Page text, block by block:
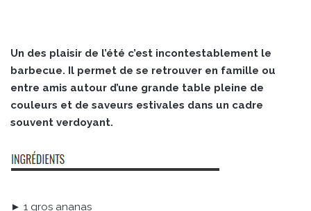
Un des plaisir de l’été c’est incontestablement le
barbecue. Il permet de se retrouver en famille ou
entre amis autour d’une grande table pleine de
couleurs et de saveurs estivales dans un cadre
souvent verdoyant.
► 1 gros ananas